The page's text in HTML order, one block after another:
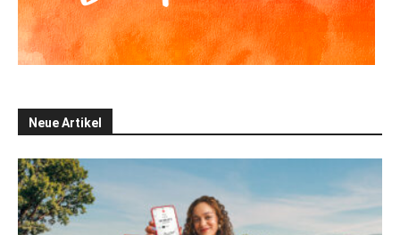
Neue Artikel